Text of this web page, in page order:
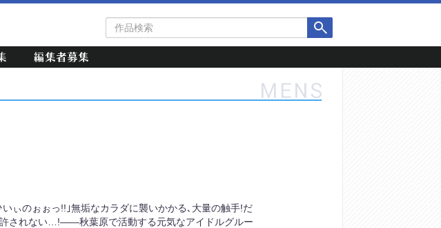
品
ぃのぉぉっ!!｣無垢なカラダに襲いかかる､大量の触手!だ
されない…!――秋葉原で活動する元気なアイドルグルー